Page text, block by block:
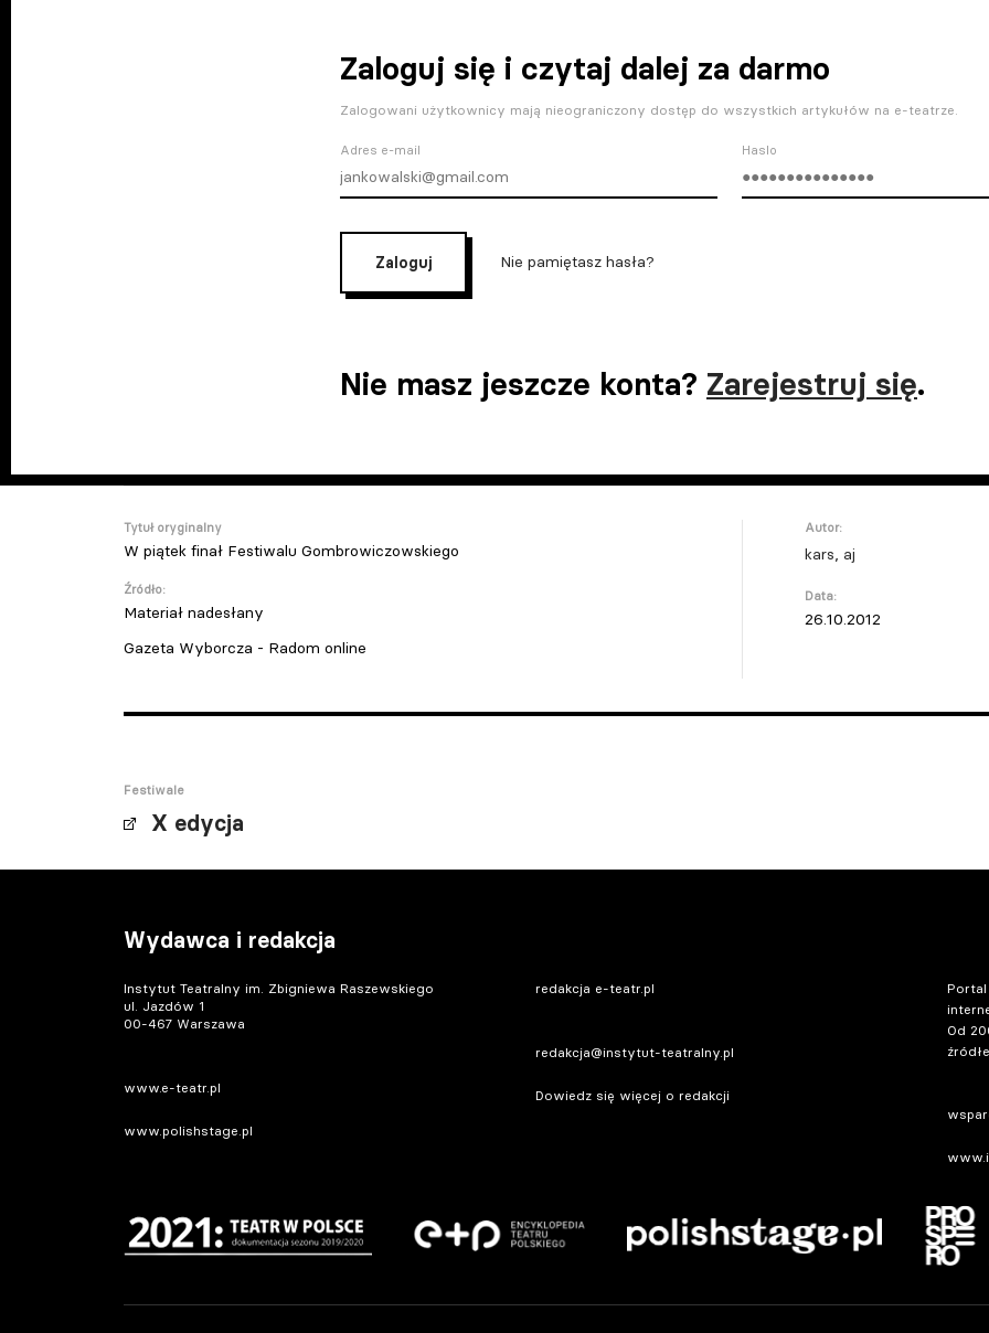
Zaloguj się i czytaj dalej za darmo
Zalogowani użytkownicy mają nieograniczony dostęp do wszystkich artykułów na e-teatrze.
Adres e-mail Haslo
Zaloguj Nie pamiętasz hasła?
Nie masz jeszcze konta? Zarejestruj się.
Tytuł oryginalny
W piątek finał Festiwalu Gombrowiczowskiego
Źródło:
Materiał nadesłany
Gazeta Wyborcza - Radom online
Autor:
kars, aj
Data:
26.10.2012
Festiwale
X edycja
Wydawca i redakcja
Instytut Teatralny im. Zbigniewa Raszewskiego
ul. Jazdów 1
00-467 Warszawa
www.e-teatr.pl
www.polishstage.pl
redakcja e-teatr.pl
redakcja@instytut-teatralny.pl
Dowiedz się więcej o redakcji
Od